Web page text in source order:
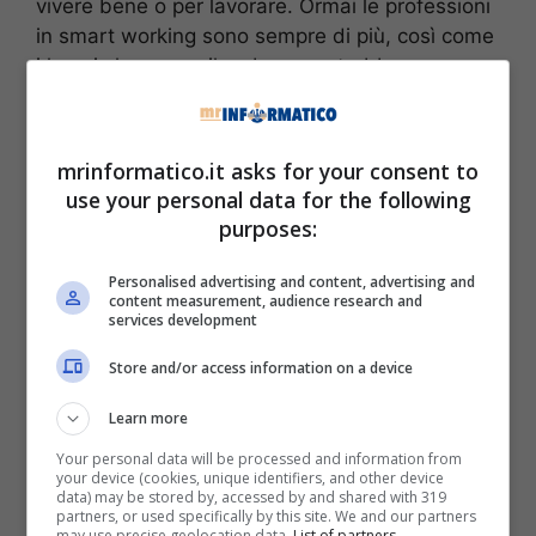
vivere bene o per lavorare. Ormai le professioni
in smart working sono sempre di più, così come
i lavori che senza il web non potrebbero
esistere. E per tutte le persone che lavorano da
casa oppure che usano tanto il pc, che sia per
ogni genere o per navigare in internet per
qualsiasi ragione, è bene che il proprio wi-fi sia
efficiente al massimo
senza correre alcun
rischio
. Inizia dal giusto posizionamento del
modem.
mrinformatico.it asks for your consent to
use your personal data for the following
purposes:
Personalised advertising and content, advertising and
content measurement, audience research and
services development
Store and/or access information on a device
Learn more
Your personal data will be processed and information from
your device (cookies, unique identifiers, and other device
data) may be stored by, accessed by and shared with 319
partners, or used specifically by this site. We and our partners